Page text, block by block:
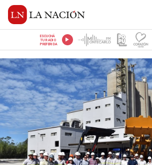
ESCUCHÁ
TU RADIO
PREFERIDA